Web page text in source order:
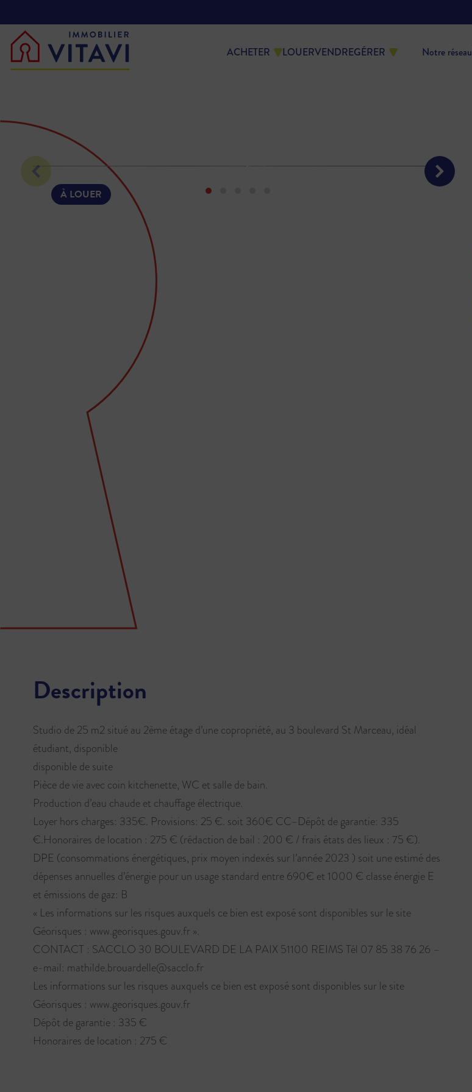
ACHETER LOUERVENDREGÉRER Notre réseau
À LOUER
Description
Studio de 25 m2 situé au 2ème étage d’une copropriété, au 3 boulevard St Marceau, idéal
étudiant, disponible
disponible de suite
Pièce de vie avec coin kitchenette, WC et salle de bain.
Production d’eau chaude et chauffage électrique.
Loyer hors charges: 335€. Provisions: 25 €. soit 360€ CC–Dépôt de garantie: 335
€.Honoraires de location : 275 € (rédaction de bail : 200 € / frais états des lieux : 75 €).
DPE (consommations énergétiques, prix moyen indexés sur l’année 2023 ) soit une estimé des
dépenses annuelles d’énergie pour un usage standard entre 690€ et 1000 € classe énergie E
et émissions de gaz: B
« Les informations sur les risques auxquels ce bien est exposé sont disponibles sur le site
Géorisques : www.georisques.gouv.fr ».
CONTACT : SACCLO 30 BOULEVARD DE LA PAIX 51100 REIMS Tél 07 85 38 76 26 –
e-mail: mathilde.brouardelle@sacclo.fr
Les informations sur les risques auxquels ce bien est exposé sont disponibles sur le site
Géorisques : www.georisques.gouv.fr
Dépôt de garantie : 335 €
Honoraires de location : 275 €